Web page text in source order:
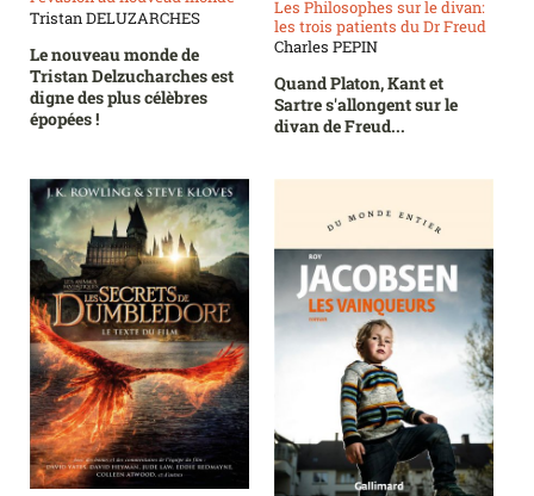
Tristan DELUZARCHES
Le nouveau monde de
Tristan Delzucharches est
digne des plus célèbres
épopées !
Les Philosophes sur le divan:
les trois patients du Dr Freud
Charles PEPIN
Quand Platon, Kant et
Sartre s'allongent sur le
divan de Freud...